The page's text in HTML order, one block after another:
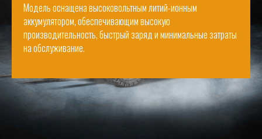
Модель оснащена высоковольтным литий-ионным
аккумулятором, обеспечивающим высокую
производительность, быстрый заряд и минимальные затраты
на обслуживание.